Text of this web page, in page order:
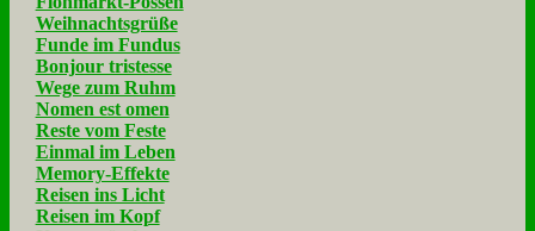
Weihnachtsgrüße
Funde im Fundus
Bonjour tristesse
Wege zum Ruhm
Nomen est omen
Reste vom Feste
Einmal im Leben
Memory-Effekte
Reisen ins Licht
Reisen im Kopf